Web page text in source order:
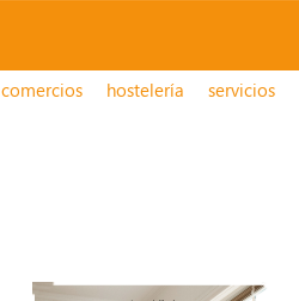
comercios hostelería servicios